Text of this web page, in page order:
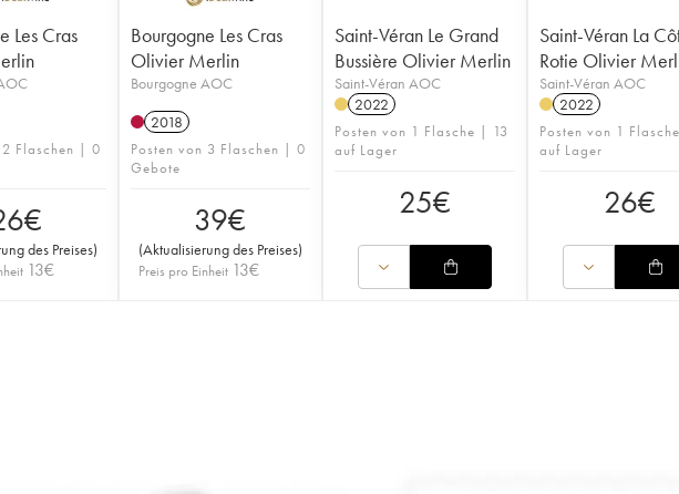
Les Cras
2 Flaschen | 0
€
des Preises)
13€
Bourgogne Les Cras
Olivier Merlin
Bourgogne AOC
2018
Posten von 3 Flaschen | 0
Gebote
39€
(Aktualisierung des Preises)
Preis pro Einheit 13€
Saint-Véran Le Grand
Bussière Olivier Merlin
Saint-Véran AOC
2022
Posten von 1 Flasche | 13
auf Lager
25€
Saint-Véran La
Rotie Olivier
Saint-Véran AOC
2022
Posten von 1
auf Lager
26€